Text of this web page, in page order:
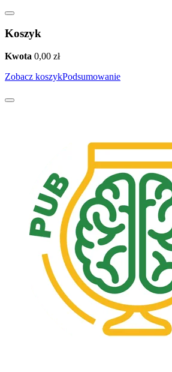
Koszyk
Kwota 0,00 zł
Zobacz koszykPodsumowanie